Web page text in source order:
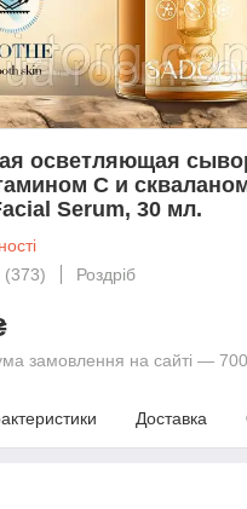
осветляющая
С и
Serum, 30 мл.
(373)
Роздріб
замовлення на сайті —
Доставка